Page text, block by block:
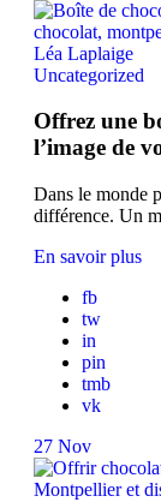
Léa Laplaige
Uncategorized
Offrez une
l’image de
Dans le monde
différence. Un
En savoir plus
fb
tw
in
pin
tmb
vk
27 Nov